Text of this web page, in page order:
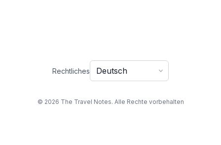
Rechtliches
Sprache
© 2026 The Travel Notes. Alle Rechte vorbehalten